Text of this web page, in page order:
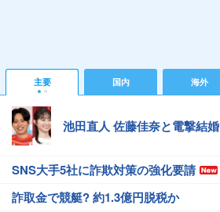
主要 国内 海外
池田直人 佐藤佳奈と電撃結婚
SNS大手5社に詐欺対策の強化要請
詐取金で競艇? 約1.3億円脱税か